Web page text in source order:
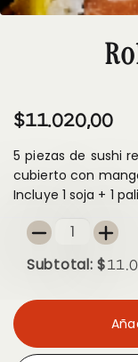
$11.020,00
5 piezas de sushi
cubierto con
Incluye 1 soja + 1
- +
Subtotal: $
Ingresar
Registrarse